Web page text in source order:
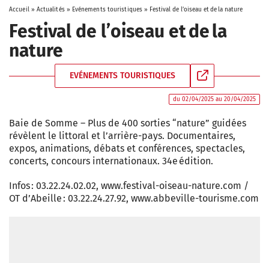
Accueil» Actualités» Evénements touristiques » Festival de l’oiseau et de la nature
Festival de l’oiseau et de la
nature
EVÉNEMENTS TOURISTIQUES
du 02/04/2025 au 20/04/2025
Baie de Somme – Plus de 400 sorties “nature” guidées
révèlent le littoral et l’arrière-pays. Documentaires,
expos, animations, débats et conférences, spectacles,
concerts, concours internationaux. 34e édition.
Infos : 03.22.24.02.02, www.festival-oiseau-nature.com /
OT d’Abeille : 03.22.24.27.92, www.abbeville-tourisme.com